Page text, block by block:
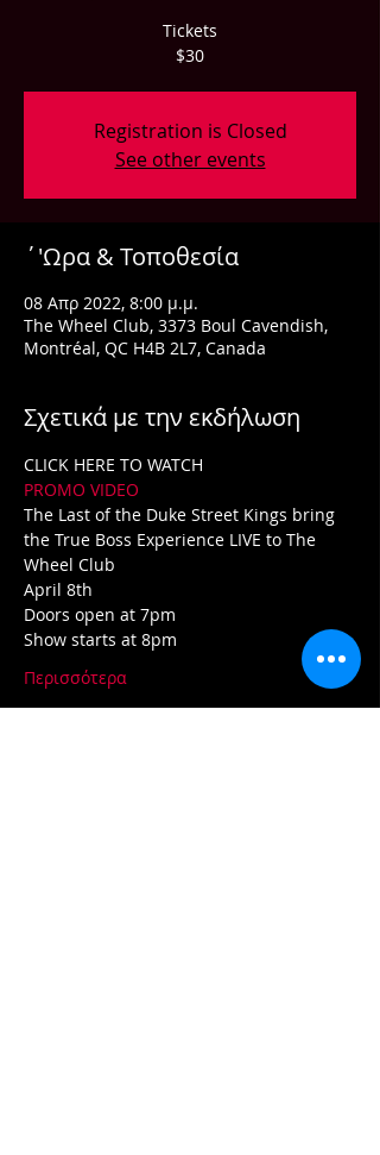
Tickets
$30
Registration is Closed
See other events
΄'Ωρα & Τοποθεσία
08 Απρ 2022, 8:00 μ.μ.
The Wheel Club, 3373 Boul Cavendish,
Montréal, QC H4B 2L7, Canada
Σχετικά με την εκδήλωση
CLICK HERE TO WATCH
PROMO VIDEO
The Last of the Duke Street Kings bring
the True Boss Experience LIVE to The
Wheel Club
April 8th
Doors open at 7pm
Show starts at 8pm
Περισσότερα